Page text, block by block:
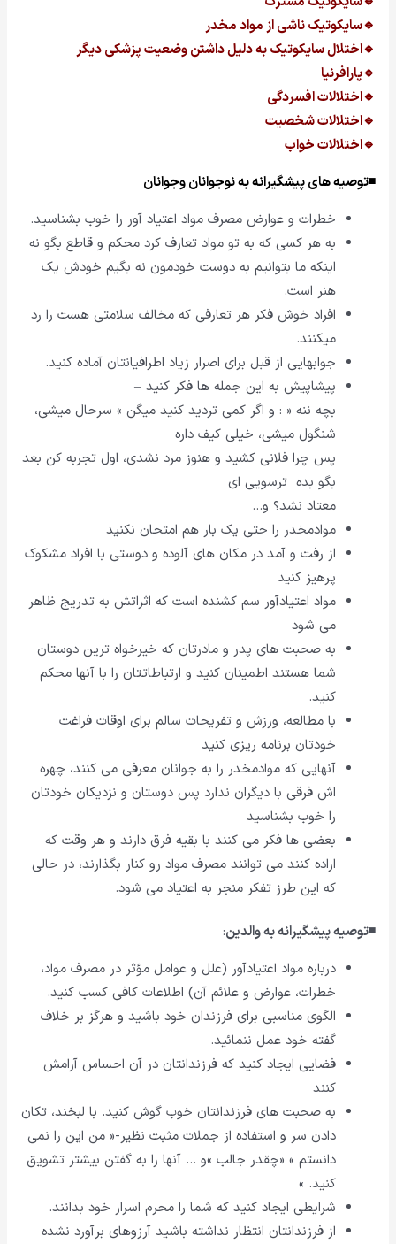
🔹سایکوتیک ناشی از مواد مخدر
🔹اختلال سایکوتیک به دلیل داشتن وضعیت پزشکی دیگر
🔹پارافرنیا
🔹اختلالات افسردگی
🔹اختلالات شخصیت
🔹اختلالات خواب
◾توصیه های پیشگیرانه به نوجوانان وجوانان
خطرات و عوارض مصرف مواد اعتیاد آور را خوب بشناسید.
به هر کسی که به تو مواد تعارف کرد محکم و قاطع بگو نه
اینکه ما بتوانیم به دوست خودمون نه بگیم خودش یک
هنر است.
افراد خوش فکر هر تعارفى که مخالف سلامتی هست را رد
میکنند.
جوابهایى از قبل براى اصرار زیاد اطرافیانتان آماده کنید.
پیشاپیش به این جمله ها فکر کنید –
بچه ننه « : و اگر کمى تردید کنید میگن » سرحال میشی،
شنگول میشی، خیلى کیف داره
پس چرا فلانى کشید و هنوز مرد نشدی، اول تجربه کن بعد
بگو بده ترسویی ای
معتاد نشد؟ و…
موادمخدر را حتى یک بار هم امتحان نکنید
از رفت و آمد در مکان هاى آلوده و دوستى با افراد مشکوک
پرهیز کنید
مواد اعتیادآور سم کشنده است که اثراتش به تدریج ظاهر
می شود
به صحبت هاى پدر و مادرتان که خیرخواه ترین دوستان
شما هستند اطمینان کنید و ارتباطاتتان را با آنها محکم
کنید.
با مطالعه، ورزش و تفریحات سالم براى اوقات فراغت
خودتان برنامه ریزى کنید
آنهایی که موادمخدر را به جوانان معرفى می کنند، چهره
اش فرقى با دیگران ندارد پس دوستان و نزدیکان خودتان
را خوب بشناسید
بعضی ها فکر می کنند با بقیه فرق دارند و هر وقت که
اراده کنند مى توانند مصرف مواد رو کنار بگذارند، در حالى
که این طرز تفکر منجر به اعتیاد می شود.
◾توصیه پیشگیرانه به والدین:
درباره مواد اعتیادآور (علل و عوامل مؤثر در مصرف مواد،
خطرات، عوارض و علائم آن) اطلاعات کافى کسب کنید.
الگوى مناسبى براى فرزندان خود باشید و هرگز بر خلاف
گفته خود عمل ننمائید.
فضایى ایجاد کنید که فرزندانتان در آن احساس آرامش
کنند
به صحبت هاى فرزندانتان خوب گوش کنید. با لبخند، تکان
دادن سر و استفاده از جملات مثبت نظیر-« من این را نمی
دانستم » «چقدر جالب »و … آنها را به گفتن بیشتر تشویق
کنید. »
شرایطى ایجاد کنید که شما را محرم اسرار خود بدانند.
از فرزندانتان انتظار نداشته باشید آرزوهاى برآورد نشده